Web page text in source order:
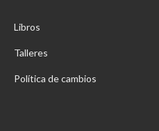
Libros
Talleres
Política de cambios